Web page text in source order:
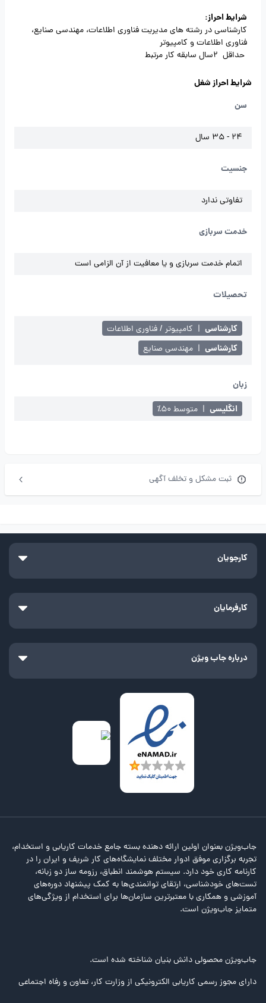
شرایط احراز:
کارشناسی در رشته های مدیریت فناوری اطلاعات، مهندسی صنایع،
فناوری اطلاعات و کامپیوتر
حداقل 2سال سابقه کار مرتبط
شرایط احراز شغل
سن
24 - 35 سال
جنسیت
تفاوتی ندارد
خدمت سربازی
اتمام خدمت سربازی و یا معافیت از آن الزامی است
تحصیلات
کارشناسی | کامپیوتر / فناوری اطلاعات
کارشناسی | مهندسی صنایع
زبان
انگلیسی | متوسط ۵۰٪
ثبت مشکل و تخلف آگهی
کارجویان
کارفرمایان
درباره جاب ویژن
جاب‌ویژن بعنوان اولین ارائه دهنده بسته جامع خدمات کاریابی و استخدام،
تجربه برگزاری موفق ادوار مختلف نمایشگاه‌های کار شریف و ایران را در
کارنامه کاری خود دارد. سیستم هوشمند انطباق، رزومه ساز دو زبانه،
تست‌های خودشناسی، ارتقای توانمندی‌ها به کمک پیشنهاد دوره‌های
آموزشی و همکاری با معتبرترین سازمان‌ها برای استخدام از ویژگی‌های
متمایز جاب‌ویژن است.
جاب‌ویژن محصولی دانش بنیان شناخته شده است.
دارای مجوز رسمی کاریابی الکترونیکی از وزارت کار، تعاون و رفاه اجتماعی